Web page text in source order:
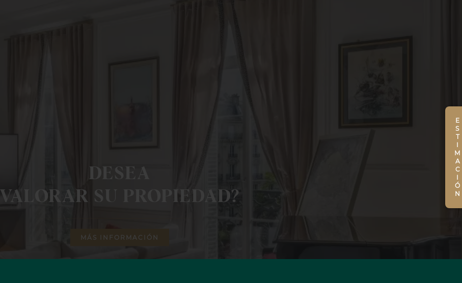
ESTIMACIÓN
DESEA
VALORAR SU PROPIEDAD?
MÁS INFORMACIÓN